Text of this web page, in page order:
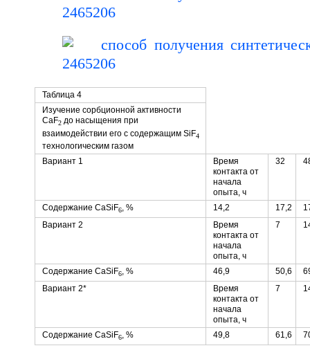
Таблица 4
Изучение сорбционной активности
CaF2до насыщения при
взаимодействии его с содержащим SiF4
технологическим газом
Вариант 1
Время
контакта от
начала
опыта, ч
32
Содержание CaSiF6, % 14,2 17,2
Вариант 2
Время
контакта от
начала
опыта, ч
7
Содержание CaSiF6, % 46,9 50,6
Вариант 2*
Время
контакта от
начала
опыта, ч
7
Содержание CaSiF6, % 49,8 61,6